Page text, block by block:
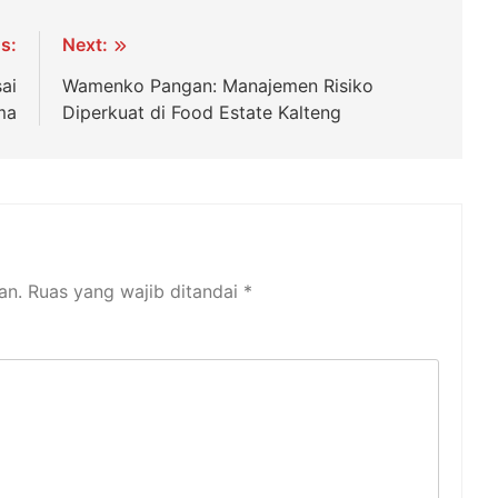
Next:
Wamenko Pangan: Manajemen Risiko
Diperkuat di Food Estate Kalteng
Ruas yang wajib ditandai *